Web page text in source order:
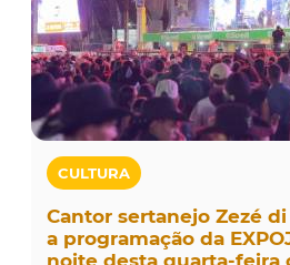
CULTURA
Cantor sertanejo Zezé
a programação da